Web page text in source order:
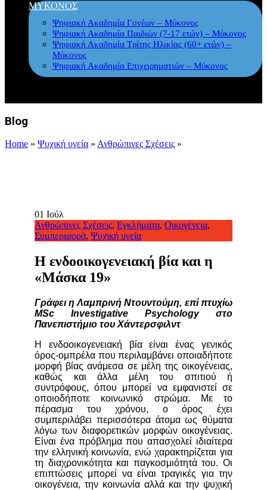
ΜΥΚΟΝΟΣ
Ψηφιακή Ακαδημία Γονέων – Μύκονος
Ψηφιακή Ακαδημία Παιδιών (7-17 ετών) – Μύκονος
Ψηφιακή Ακαδημία Τρίτης Ηλικίας (60+ ετών) –
Μύκονος
Ψηφιακή Ακαδημία Επιχειρηματιών – Μύκονος
Blog
Home » Ψυχική υγεία » Ανθρώπινες Σχέσεις »
01 Ιούλ
Ανθρώπινες Σχέσεις, Εγκλήματα, Οικογένεια,
Συμπεριφορά, Ψυχική υγεία
Η ενδοοικογενειακή βία και η
«Μάσκα 19»
Γράφει η Λαμπρινή Ντουντούμη, επί πτυχίω
MSc
Investigative Psychologyστο
Πανεπιστήμιο του Χάντερσφιλντ
Η ενδοοικογενειακή βία είναι ένας γενικός
όρος-ομπρέλα που περιλαμβάνει οποιαδήποτε
μορφή βίας ανάμεσα σε μέλη της οικογένειας,
καθώς και άλλα μέλη του σπιτιού ή
συντρόφους, όπου μπορεί να εμφανιστεί σε
οποιοδήποτε κοινωνικό στρώμα. Με το
πέρασμα του χρόνου, ο όρος έχει
συμπεριλάβει περισσότερα άτομα ως θύματα
λόγω των διαφορετικών μορφών οικογένειας.
Είναι ένα πρόβλημα που απασχολεί ιδιαίτερα
την ελληνική κοινωνία, ενώ χαρακτηρίζεται για
τη διαχρονικότητα και παγκοσμιότητά του. Οι
επιπτώσεις μπορεί να είναι τραγικές για την
οικογένεια, την κοινωνία αλλά και την ψυχική